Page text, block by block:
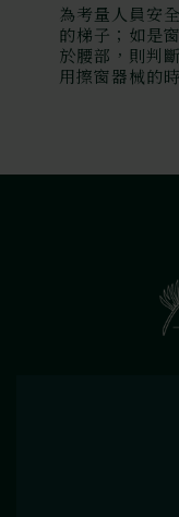
為考量人員安
的梯子；如是
於腰部，則判
用擦窗器械的